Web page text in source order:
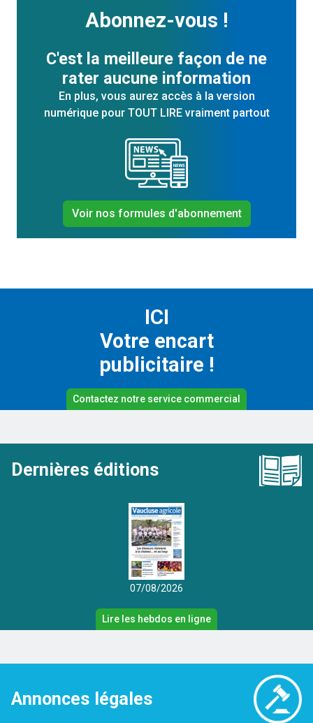
Abonnez-vous !
C'est la meilleure façon de ne
rater aucune information
En plus, vous aurez accès à la version
numérique pour TOUT LIRE vraiment partout
Voir nos formules d'abonnement
ICI
Votre encart
publicitaire !
Contactez notre service commercial
Dernières éditions
07/08/2026
Lire les hebdos en ligne
Annonces légales